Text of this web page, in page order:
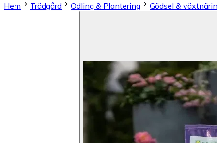
Hem
Trädgård Odling & Plantering Gödsel &